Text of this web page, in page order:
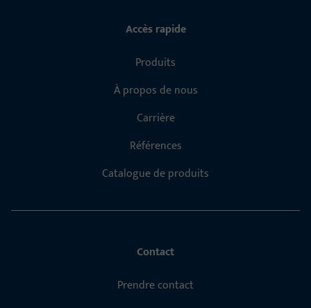
Accès rapide
Produits
À propos de nous
Carrière
Références
Catalogue de produits
Contact
Prendre contact